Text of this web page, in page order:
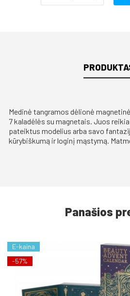
Medinė tangramos dėlionė
7 kaladėlės su magnetais. Juos
pateiktus modelius arba savo
kūrybiškumą ir loginį mąstymą.
Panašios
E-kaina
-57%